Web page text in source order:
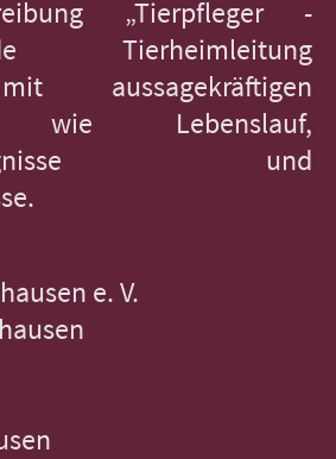
„Tierpfleger -
Tierheimleitung
aussagekräftigen
wie Lebenslauf,
und
e. V.